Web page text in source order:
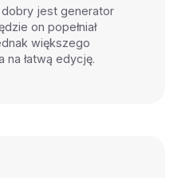
jest generator
on popełniał
większego
na łatwą edycję.